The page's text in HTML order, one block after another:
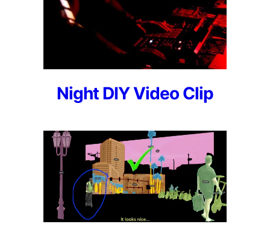
Night DIY Video Clip